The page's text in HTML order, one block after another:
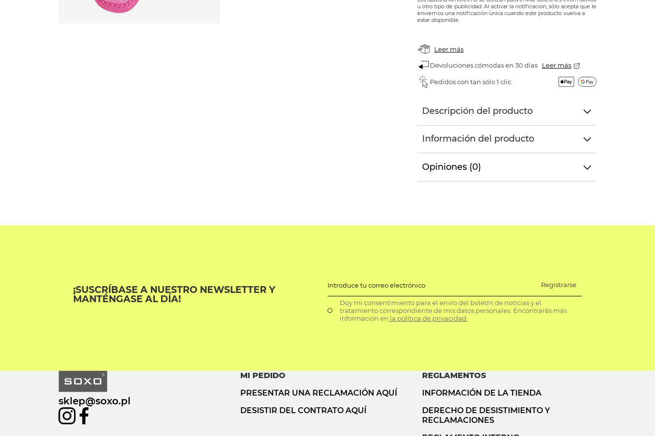
u otro tipo de publicidad. Al activar la notificación, sólo acepta que le
enviemos una notificación única cuando este producto vuelva a
estar disponible.
Leer más
Devoluciones cómodas en 30 días Leer más
Pedidos con tan sólo 1 clic
Descripción del producto
Información del producto
Opiniones (0)
¡SUSCRÍBASE A NUESTRO NEWSLETTER Y
MANTÉNGASE AL DÍA!
Introduce tu correo electrónico Registrarse
Doy mi consentimiento para el envío del boletín de noticias y el
tratamiento correspondiente de mis datos personales. Encontrarás más
información en la política de privacidad.
sklep@soxo.pl
MI PEDIDO
PRESENTAR UNA RECLAMACIÓN AQUÍ
DESISTIR DEL CONTRATO AQUÍ
REGLAMENTOS
INFORMACIÓN DE LA TIENDA
DERECHO DE DESISTIMIENTO Y
RECLAMACIONES